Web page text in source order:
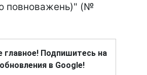
повноважень)" (№
главное! Подпишитесь на
в Google!